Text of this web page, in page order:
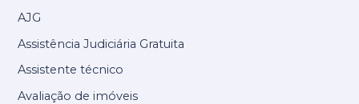
AJG
Assistência Judiciária Gratuita
Assistente técnico
Avaliação de imóveis